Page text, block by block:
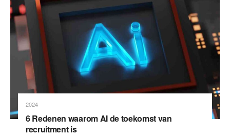
2024
6 Redenen waarom AI de toekomst van
recruitment is